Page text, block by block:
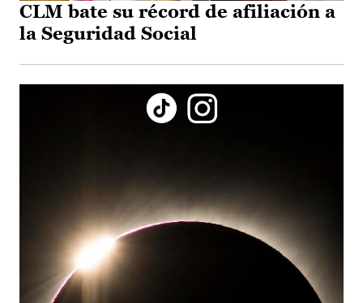
CLM bate su récord de afiliación a
la Seguridad Social